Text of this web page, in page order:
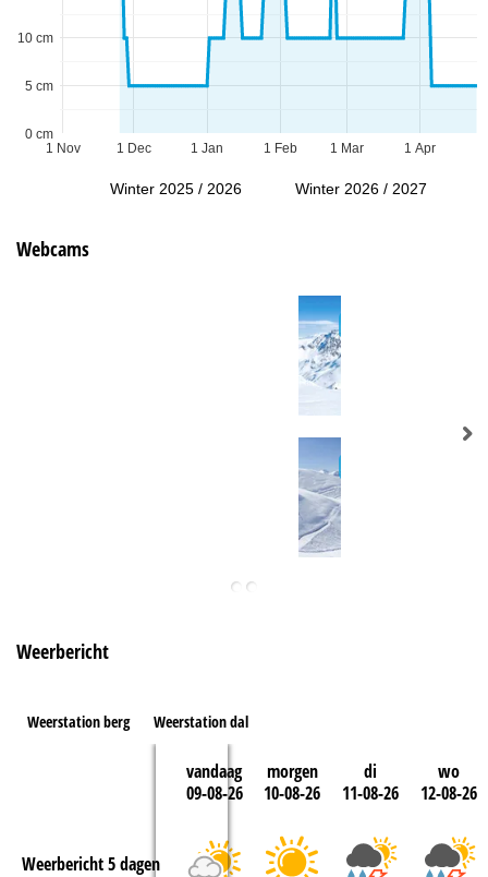
1 Nov 1 Dec 1 Jan 1 Feb 1 Mar 1 Apr
0 cm
5 cm
10 cm
Winter 2025 / 2026 Winter 2026 / 2027
Webcams
Weerbericht
Weerstation berg Weerstation dal
vandaag
09-08-26
morgen
10-08-26
di
11-08-26
wo
12-08-26
Weerbericht 5 dagen